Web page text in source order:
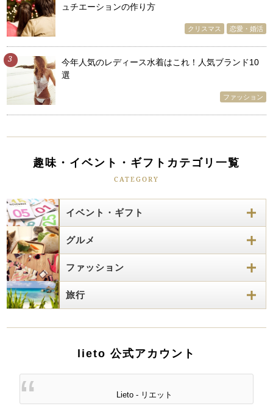
ュチエーションの作り方
クリスマス 恋愛・婚活
3
今年人気のレディース水着はこれ！人気ブランド10
選
ファッション
趣味・イベント・ギフトカテゴリ一覧
CATEGORY
イベント・ギフト
グルメ
ファッション
旅行
lieto 公式アカウント
Lieto - リエット